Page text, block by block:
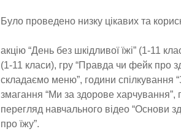
Було проведено низку цікавих та
акцію “День без шкідливої їжі” (1-11
(1-11 класи), гру “Правда чи фейк про
складаємо меню”, години спілкування
змагання “Ми за здорове харчування”,
перегляд навчального відео “Основи
про їжу”.